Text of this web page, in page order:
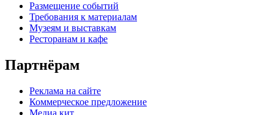
Размещение событий
Требования к материалам
Музеям и выставкам
Ресторанам и кафе
Партнёрам
Реклама на сайте
Коммерческое предложение
Медиа кит